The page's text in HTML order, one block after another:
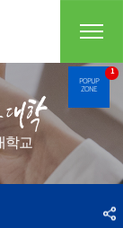
POPUP
ZONE
1
학교